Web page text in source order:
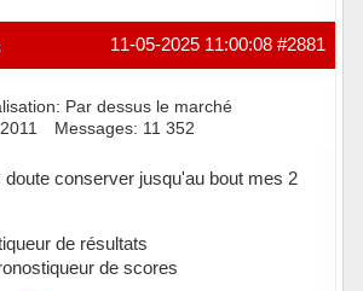
#2881
11-05-2025 11:00:08
Par dessus le marché
Messages: 11 352
conserver jusqu'au bout mes 2
de résultats
de scores